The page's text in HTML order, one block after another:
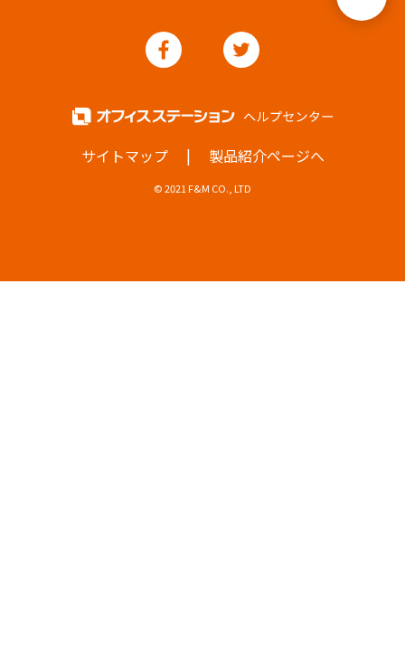
サイトマップ | 製品紹介ページへ
© 2021 F&M CO., LTD